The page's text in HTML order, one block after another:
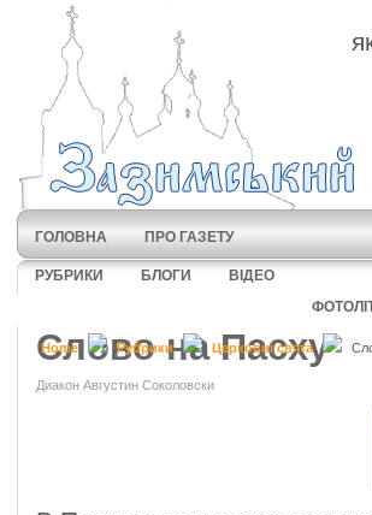
ГОЛОВНА ПРО ГАЗЕТУ
РУБРИКИ БЛОГИ
ВІДЕО
Home Рубрики Церковні свята
Слово на Пасху
Диакон Августин Соколовски